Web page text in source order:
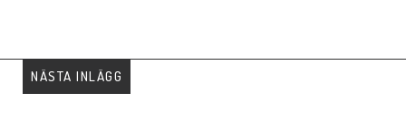
NÄSTA INLÄGG